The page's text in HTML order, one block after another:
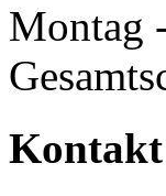
Montag
Toggle
Sliding
Kontakt